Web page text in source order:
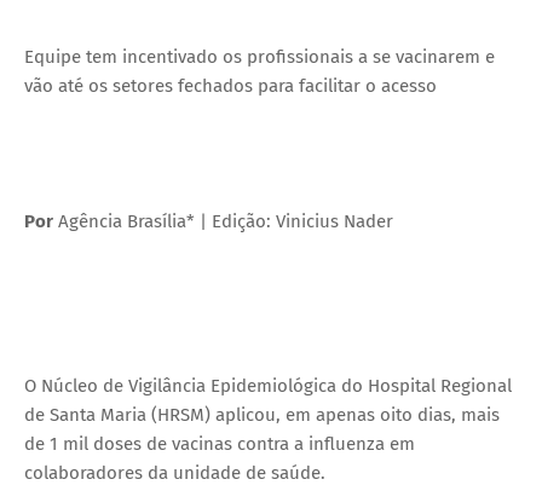
Equipe tem incentivado os profissionais a se vacinarem e
vão até os setores fechados para facilitar o acesso
Por Agência Brasília* | Edição: Vinicius Nader
O Núcleo de Vigilância Epidemiológica do Hospital Regional
de Santa Maria (HRSM) aplicou, em apenas oito dias, mais
de 1 mil doses de vacinas contra a influenza em
colaboradores da unidade de saúde.